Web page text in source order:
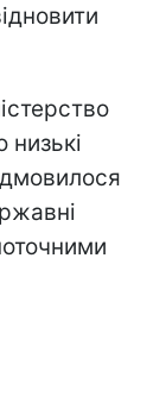
низькі